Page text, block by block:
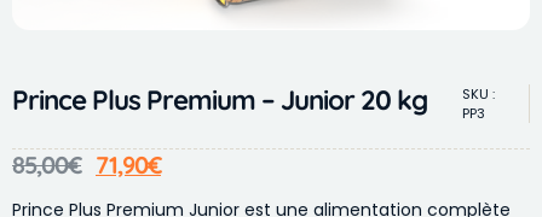
Prince Plus Premium – Junior 20 kg
SKU :
PP3
85,00€ 71,90€
Prince Plus Premium Junior est une alimentation complète